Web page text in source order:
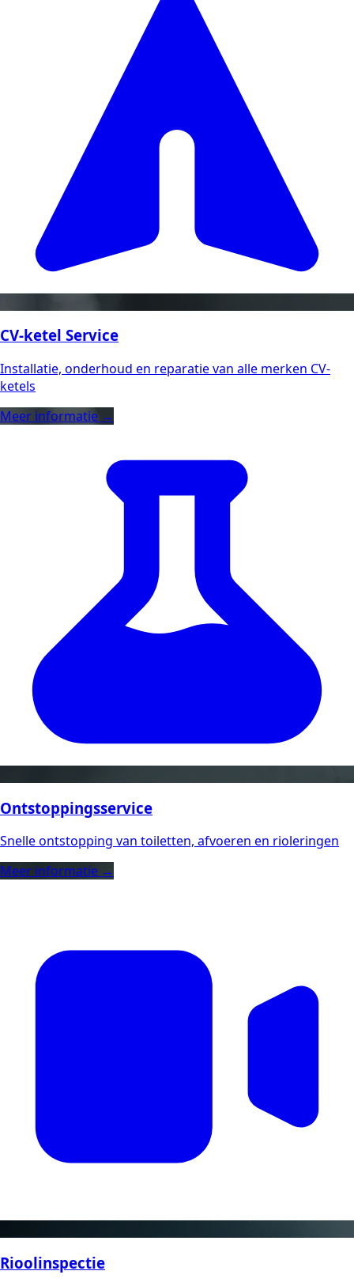
CV-ketel Service
Installatie, onderhoud en reparatie van alle merken CV-
ketels
Meer informatie →
Ontstoppingsservice
Snelle ontstopping van toiletten, afvoeren en rioleringen
Meer informatie →
Rioolinspectie